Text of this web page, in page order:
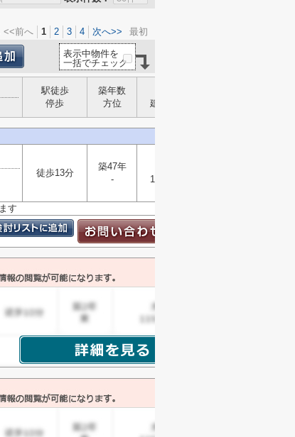
<<前へ 1 2 3 4 次へ>> 最初
表示中物件を
一括でチェック
駅徒歩
停歩
築年数
方位
建物面積
徒歩13分
築47年
-
102.10㎡
す